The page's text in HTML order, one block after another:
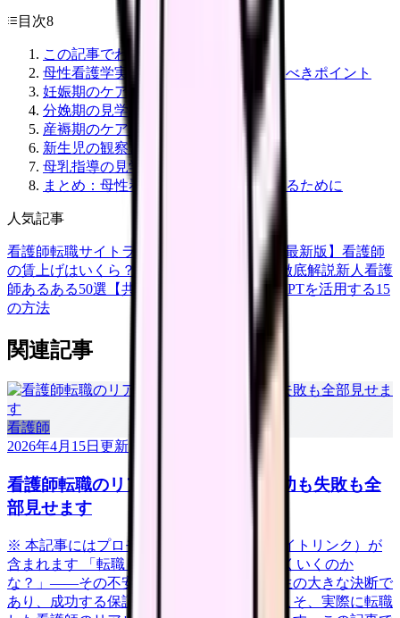
目次8
この記事でわかること
母性看護学実習の事前学習で押さえるべきポイント
妊娠期のケアと観察ポイント
分娩期の見学ポイント
産褥期のケアと退院指導
新生児の観察とケア
母乳指導の見学ポイント
まとめ：母性看護学実習を有意義にするために
人気記事
看護師転職サイトランキングTOP5【2026年最新版】 看護師
の賃上げはいくら？2026年度の最新情報を徹底解説新人看護
師あるある50選【共感必至】
看護師がChatGPTを活用する15
の方法
関連記事
看護師
2026年4月15日 更新
看護師転職のリアル体験談12選｜成功も失敗も全
部見せます
※ 本記事にはプロモーション（アフィリエイトリンク）が
含まれます 「転職したいけど、本当にうまくいくのか
な？」——その不安、当然です。転職は人生の大きな決断で
あり、成功する保証はありません。だからこそ、実際に転職